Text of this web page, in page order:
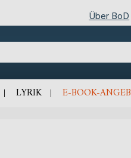
Über BoD
LYRIK E-BOOK-